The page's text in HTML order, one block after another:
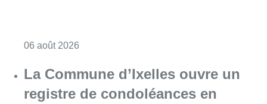
06 août 2026
La Commune d’Ixelles ouvre un
registre de condoléances en